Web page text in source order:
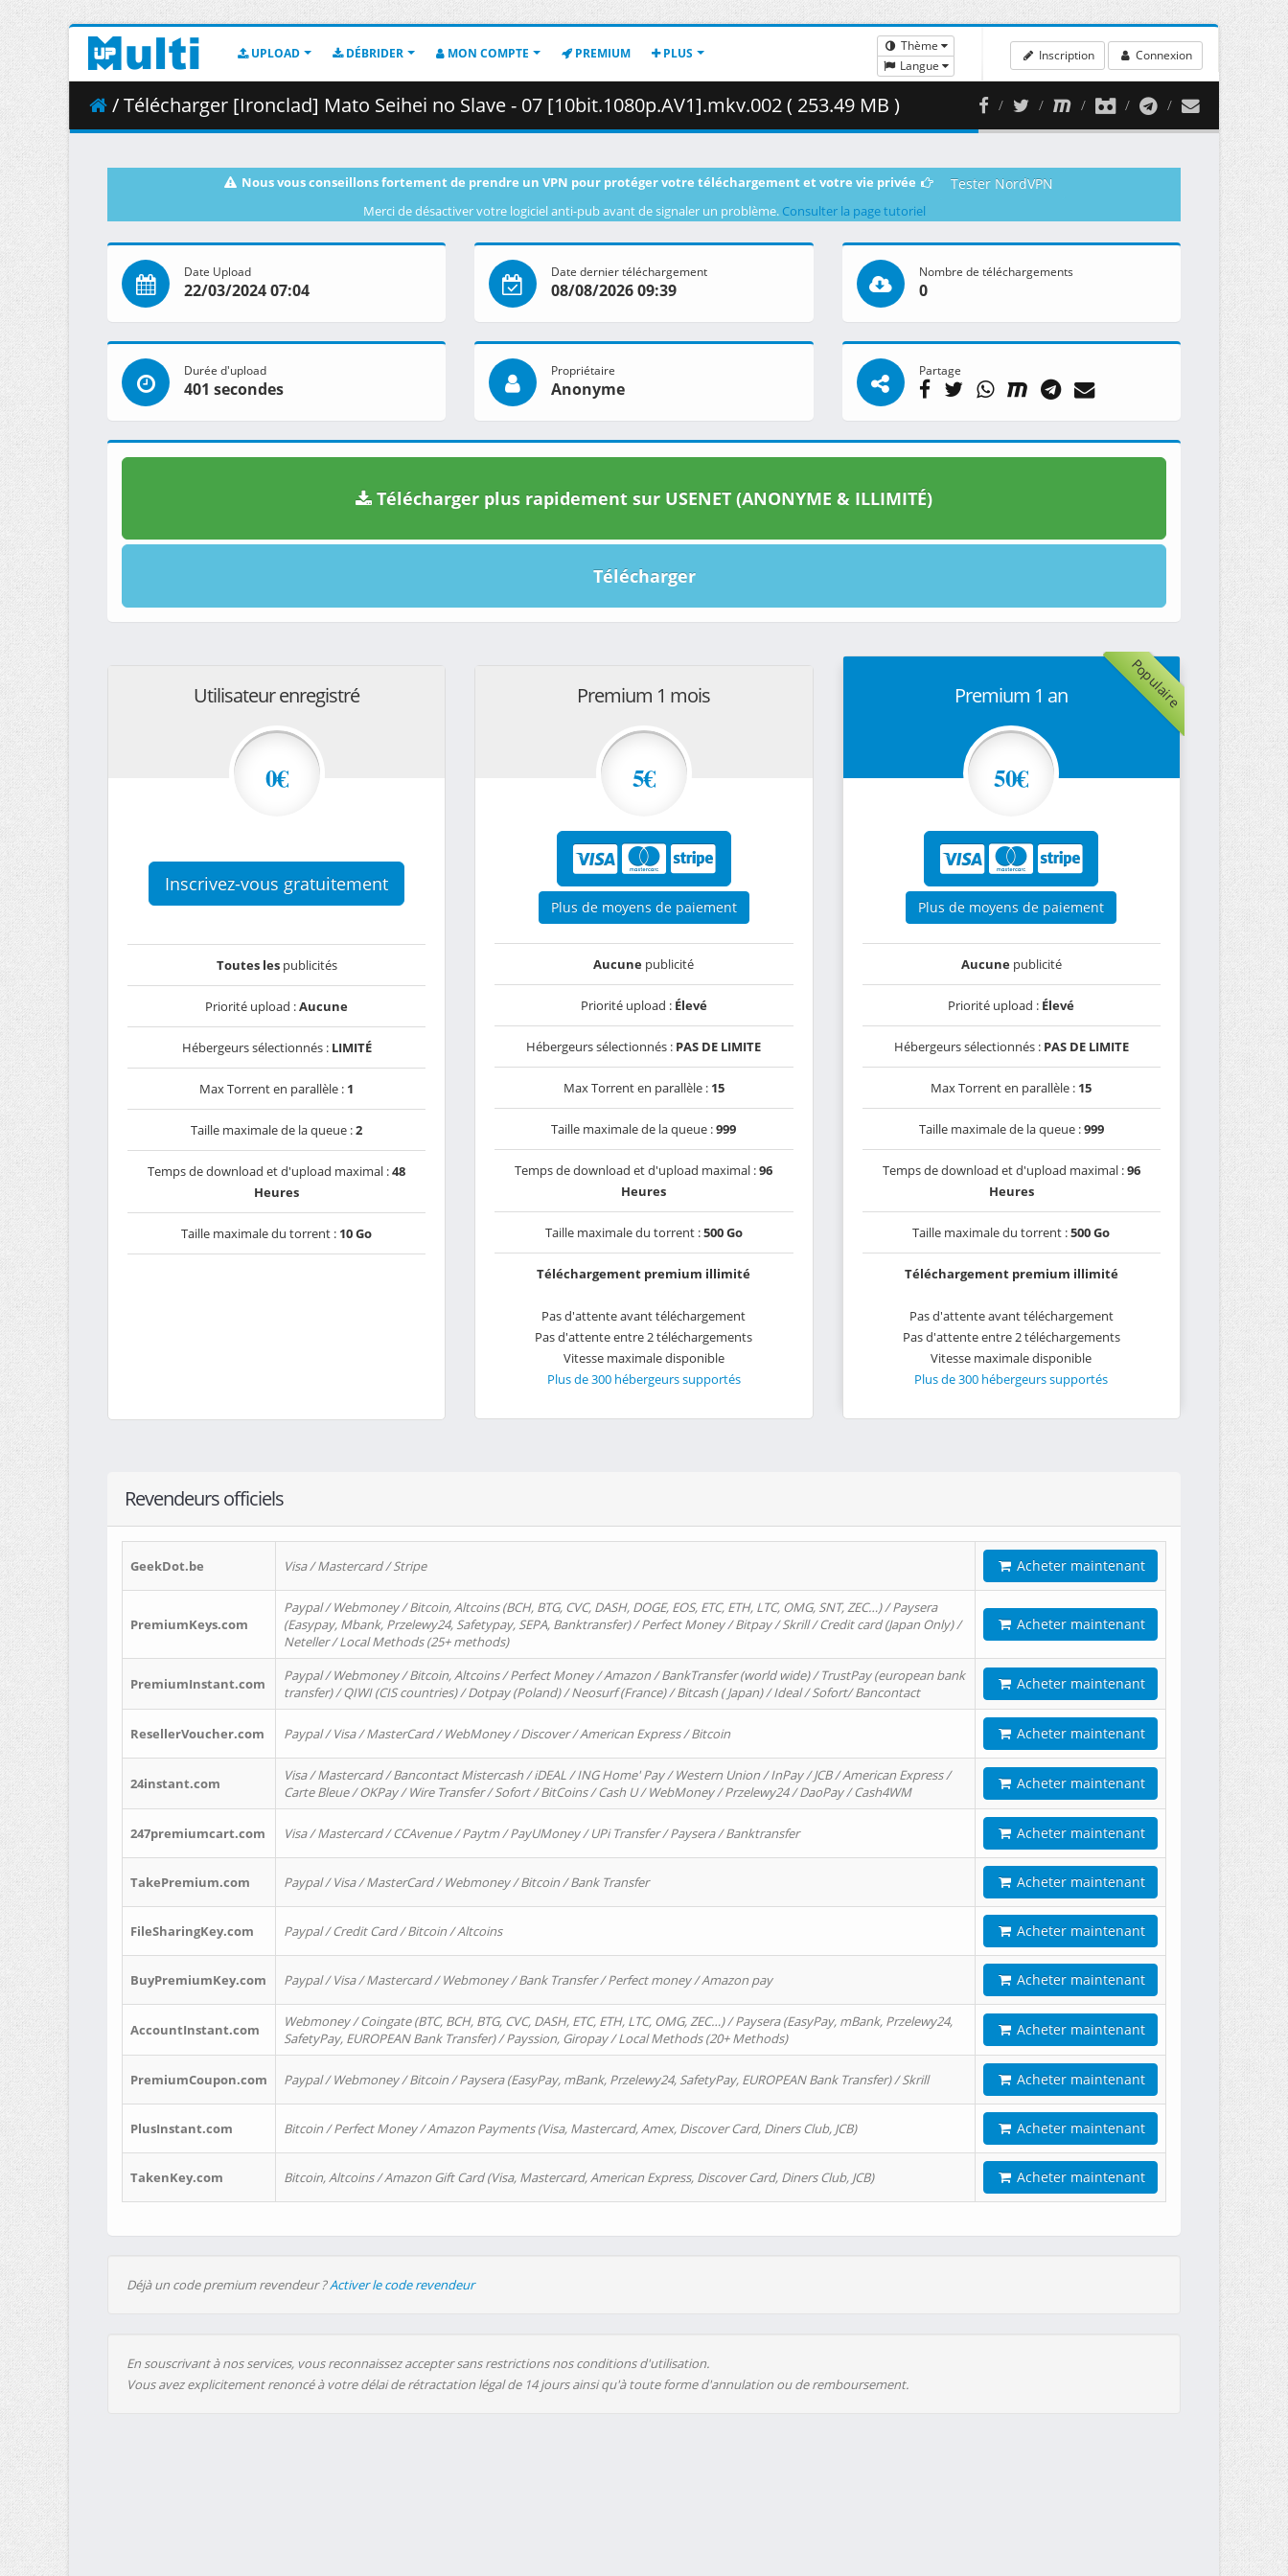
UPLOAD DÉBRIDER MON COMPTE PREMIUM PLUS
Thème
Langue
Inscription Connexion
/ Télécharger [Ironclad] Mato Seihei no Slave - 07 [10bit.1080p.AV1].mkv.002 ( 253.49 MB )
Nous vous conseillons fortement de prendre un VPN pour protéger votre téléchargement et votre vie privée Tester NordVPN
Merci de désactiver votre logiciel anti-pub avant de signaler un problème. Consulter la page tutoriel
Date Upload
22/03/2024 07:04
Date dernier téléchargement
08/08/2026 09:39
Nombre de téléchargements
0
Durée d'upload
401 secondes
Propriétaire
Anonyme
Partage
Télécharger plus rapidement sur USENET (ANONYME & ILLIMITÉ)
Télécharger
Utilisateur enregistré
0€
Inscrivez-vous gratuitement
Toutes lespublicités
Priorité upload :Aucune
Hébergeurs sélectionnés : LIMITÉ
Max Torrent en parallèle : 1
Taille maximale de la queue :2
Temps de download et d'upload maximal :48
Heures
Taille maximale du torrent : 10 Go
Premium 1 mois
5€
Plus de moyens de paiement
Aucune publicité
Priorité upload : Élevé
Hébergeurs sélectionnés : PAS DE LIMITE
Max Torrent en parallèle : 15
Taille maximale de la queue :999
Temps de download et d'upload maximal :96
Heures
Taille maximale du torrent :500 Go
Téléchargement premium illimité
Pas d'attente avant téléchargement
Pas d'attente entre 2 téléchargements
Vitesse maximale disponible
Plus de 300 hébergeurs supportés
Populaire
Premium 1 an
50€
Plus de moyens de paiement
Aucunepublicité
Priorité upload : Élevé
Hébergeurs sélectionnés : PAS DE LIMITE
Max Torrent en parallèle : 15
Taille maximale de la queue :999
Temps de download et d'upload maximal :96
Heures
Taille maximale du torrent :500 Go
Téléchargement premium illimité
Pas d'attente avant téléchargement
Pas d'attente entre 2 téléchargements
Vitesse maximale disponible
Plus de 300 hébergeurs supportés
Revendeurs officiels
GeekDot.be Visa / Mastercard / Stripe Acheter maintenant
PremiumKeys.com
Paypal / Webmoney / Bitcoin, Altcoins (BCH, BTG, CVC, DASH, DOGE, EOS, ETC, ETH, LTC, OMG, SNT, ZEC…) / Paysera
(Easypay, Mbank, Przelewy24, Safetypay, SEPA, Banktransfer) / Perfect Money / Bitpay / Skrill / Credit card (Japan Only) /
Neteller / Local Methods (25+ methods)
Acheter maintenant
PremiumInstant.com
Paypal / Webmoney / Bitcoin, Altcoins / Perfect Money / Amazon / BankTransfer (world wide) / TrustPay (european bank
transfer) / QIWI (CIS countries) / Dotpay (Poland) / Neosurf (France) / Bitcash ( Japan) / Ideal / Sofort/ Bancontact
Acheter maintenant
ResellerVoucher.com Paypal / Visa / MasterCard / WebMoney / Discover / American Express / Bitcoin Acheter maintenant
24instant.com
Visa / Mastercard / Bancontact Mistercash / iDEAL / ING Home' Pay / Western Union / InPay / JCB / American Express /
Carte Bleue / OKPay / Wire Transfer / Sofort / BitCoins / Cash U / WebMoney / Przelewy24 / DaoPay / Cash4WM
Acheter maintenant
247premiumcart.com Visa / Mastercard / CCAvenue / Paytm / PayUMoney / UPi Transfer / Paysera / Banktransfer Acheter maintenant
TakePremium.com Paypal / Visa / MasterCard / Webmoney / Bitcoin / Bank Transfer Acheter maintenant
FileSharingKey.com Paypal / Credit Card / Bitcoin / Altcoins Acheter maintenant
BuyPremiumKey.com Paypal / Visa / Mastercard / Webmoney / Bank Transfer / Perfect money / Amazon pay Acheter maintenant
AccountInstant.com
Webmoney / Coingate (BTC, BCH, BTG, CVC, DASH, ETC, ETH, LTC, OMG, ZEC…) / Paysera (EasyPay, mBank, Przelewy24,
SafetyPay, EUROPEAN Bank Transfer) / Payssion, Giropay / Local Methods (20+ Methods)
Acheter maintenant
PremiumCoupon.com Paypal / Webmoney / Bitcoin / Paysera (EasyPay, mBank, Przelewy24, SafetyPay, EUROPEAN Bank Transfer) / Skrill Acheter maintenant
PlusInstant.com Bitcoin / Perfect Money / Amazon Payments (Visa, Mastercard, Amex, Discover Card, Diners Club, JCB) Acheter maintenant
TakenKey.com Bitcoin, Altcoins / Amazon Gift Card (Visa, Mastercard, American Express, Discover Card, Diners Club, JCB) Acheter maintenant
Déjà un code premium revendeur ?Activer le code revendeur
En souscrivant à nos services, vous reconnaissez accepter sans restrictions nos conditions d'utilisation.
Vous avez explicitement renoncé à votre délai de rétractation légal de 14 jours ainsi qu'à toute forme d'annulation ou de remboursement.